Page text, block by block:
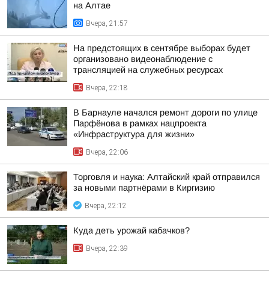
на Алтае
Вчера, 21:57
На предстоящих в сентябре выборах будет
организовано видеонаблюдение с
трансляцией на служебных ресурсах
Вчера, 22:18
В Барнауле начался ремонт дороги по улице
Парфёнова в рамках нацпроекта
«Инфраструктура для жизни»
Вчера, 22:06
Торговля и наука: Алтайский край отправился
за новыми партнёрами в Киргизию
Вчера, 22:12
Куда деть урожай кабачков?
Вчера, 22:39